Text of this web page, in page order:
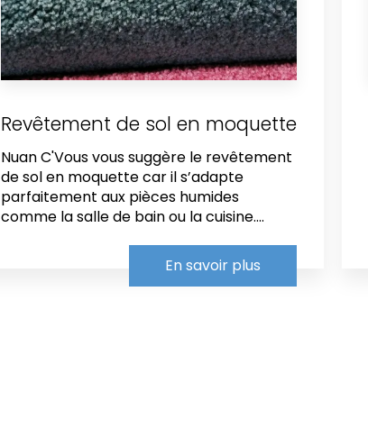
Revêtement de sol en moquette
Nuan C'Vous vous suggère le revêtement
de sol en moquette car il s’adapte
parfaitement aux pièces humides
comme la salle de bain ou la cuisine....
En savoir plus